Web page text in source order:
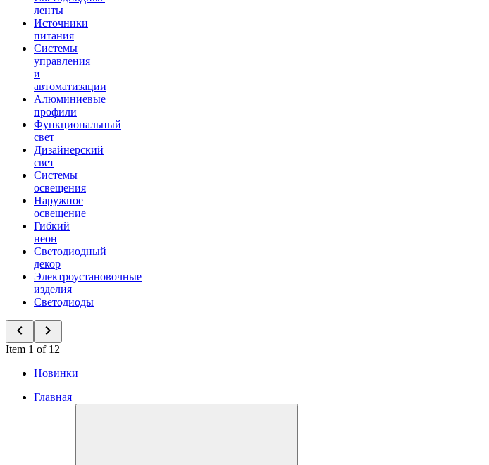
ленты
Источники
питания
Системы
управления
и
автоматизации
Алюминиевые
профили
Функциональный
свет
Дизайнерский
свет
Системы
освещения
Наружное
освещение
Гибкий
неон
Светодиодный
декор
Электроустановочные
изделия
Светодиоды
Item 1 of 12
Новинки
Главная